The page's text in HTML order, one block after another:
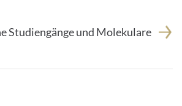
Studiengänge und Molekulare